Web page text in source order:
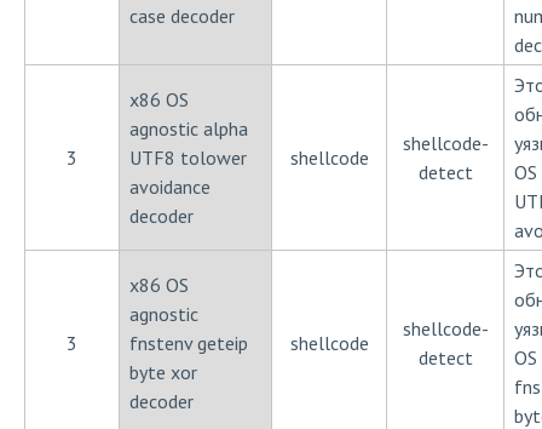
case decoder
3
x86 OS
agnostic alpha
UTF8 tolower
avoidance
decoder
shellcode
shellcode-
detect
3
x86 OS
agnostic
fnstenv geteip
byte xor
decoder
shellcode
shellcode-
detect